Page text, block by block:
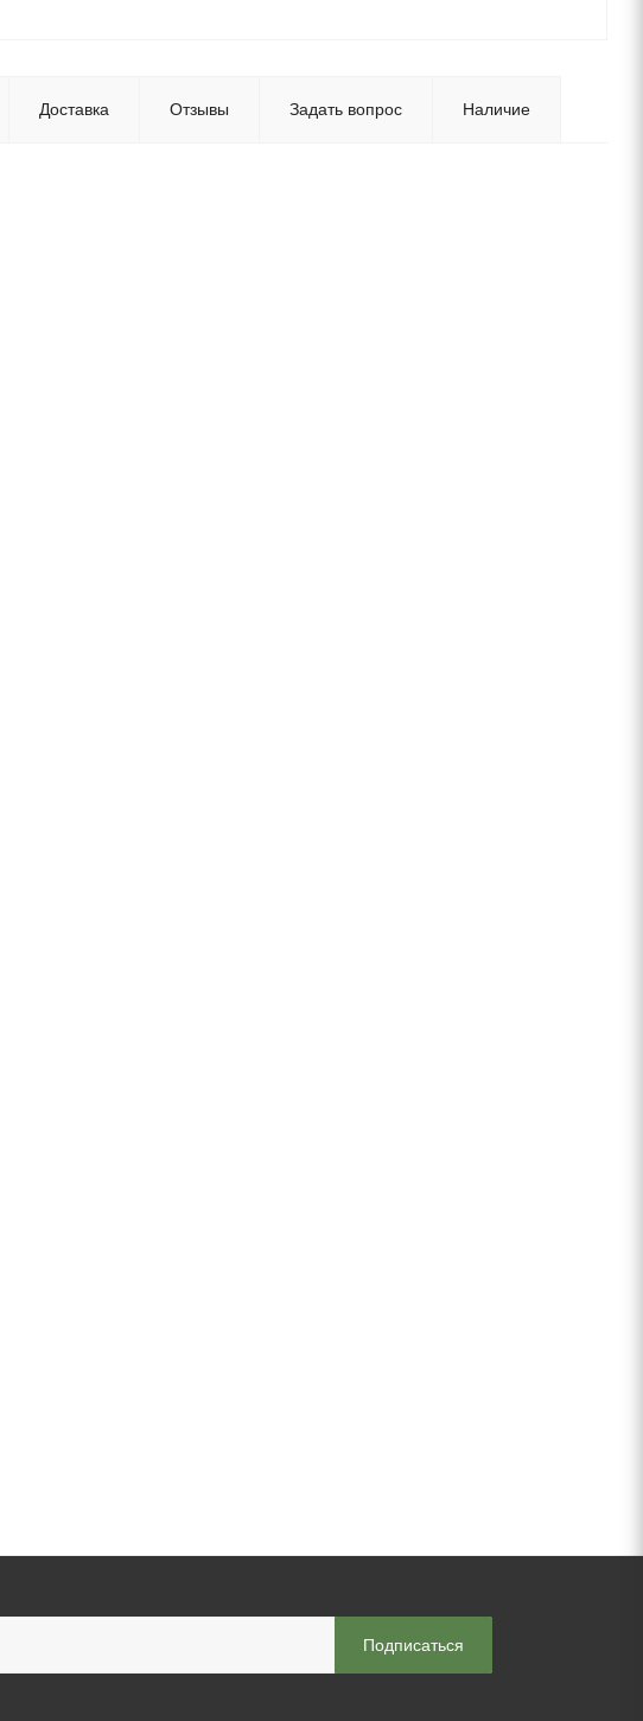
Доставка Отзывы Задать вопрос Наличие